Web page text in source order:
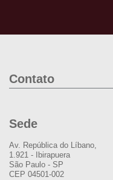
Contato
Sede
Av. República do Líbano,
1.921 - Ibirapuera
São Paulo - SP
CEP 04501-002